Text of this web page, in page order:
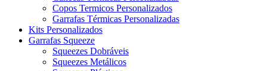
Copos Termicos Personalizados
Garrafas Térmicas Personalizadas
Kits Personalizados
Garrafas Squeeze
Squeezes Dobráveis
Squeezes Metálicos